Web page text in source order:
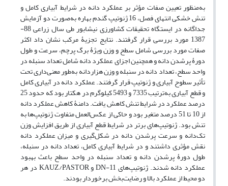
به‌منظور تعیین صفات مؤثر بر عملکرد دانه در شرایط آبیاری کامل و
تنش خشکی انتهای فصل، 16 ژنوتیپ گندم بهاره به‌صورت دو آزمایش
جداگانه در ایستگاه تحقیقات کشاورزی نیشابور طی سال زراعی 88-
1387 مورد بررسی قرار گرفتند. نتایج تجزیۀ مرکب نشان داد اکثر
صفات مورد بررسی شامل سطح و وزن ویژۀ برگ پرچم، سرعت و طول
دورۀ پرشدن دانه و همچنین اجزای عملکرد دانه شامل تعداد سنبله در
واحد سطح، تعداد دانه در سنبله و وزن هزاردانه به‌طور معنی‌داری تحت
تأثیر سطوح آبیاری و ژنوتیپ قرار گرفتند. عملکرد دانه در آبیاری کامل
و قطع آبیاری به‌ترتیب 7335 و 5493 کیلوگرم در هکتار بود که حدود 25
درصد عملکرد در شرایط تنش کاهش یافت. دامنۀ کاهش عملکرد دانه
از 10 تا 51 درصد متغیر بود و حاکی از عکس‌العمل متفاوت ژنوتیپ‌ها به
تنش بود. ژنوتیپ‌های برتر در شرایط قطع آبیاری از طریق افزایش وزن
تک‌دانه و سرعت پرشدن دانه در شکل‌گیری و میزان عملکرد دانه
نقش مؤثری داشتند و در شرایط آبیاری کامل، تعداد دانه در سنبله،
طول دورۀ پرشدن دانه و تعداد سنبله در واحد سطح باعث بهبود
عملکرد دانه شدند. ژنوتیپ‌های DN-11 و KAUZ/PASTOR در هر
دو محیط از عملکرد بالا و رضایت‌بخش برخوردار بودند.